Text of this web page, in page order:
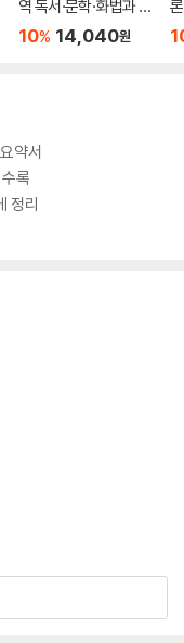
역 독서·문학·화법과 작
문 (2026년)
10% 14,040원
(
약서
록
정리